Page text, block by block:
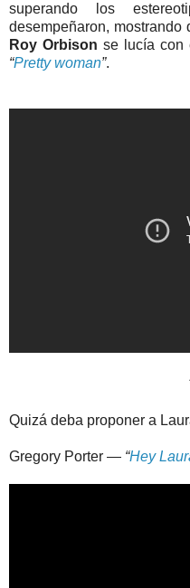
superando los
desempeñaron, mostrando
Roy Orbison se lucía con
“Pretty woman”.
Quizá deba proponer a
Gregory Porter — “Hey